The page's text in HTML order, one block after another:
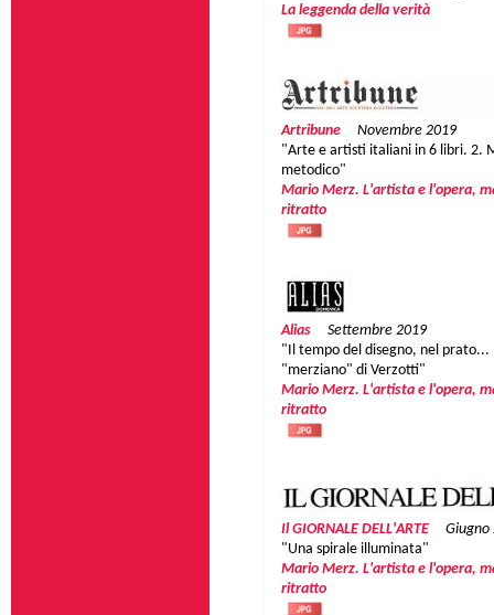
La leggenda della verità
Artribune
Novembre 2019
"Arte e artisti italiani in 6 libri. 2.
metodico"
Mario Merz. L'artista e l'opera,
ritratto
Alias
Settembre 2019
"Il tempo del disegno, nel prato...
"merziano" di Verzotti"
Mario Merz. L'artista e l'opera,
ritratto
Il GIORNALE DELL'ARTE
Giugno
"Una spirale illuminata"
Mario Merz. L'artista e l'opera,
ritratto